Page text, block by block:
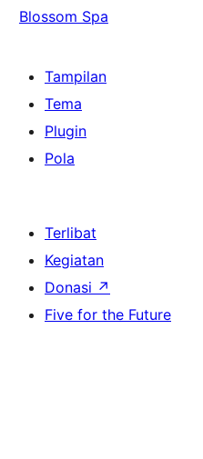
Blossom Spa
Tampilan
Tema
Plugin
Pola
Terlibat
Kegiatan
Donasi ↗
Five for the Future